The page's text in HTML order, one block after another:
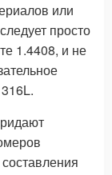
или
просто
1.4408, и не